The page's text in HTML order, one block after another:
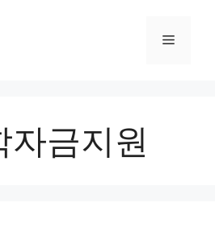
메
자금지원